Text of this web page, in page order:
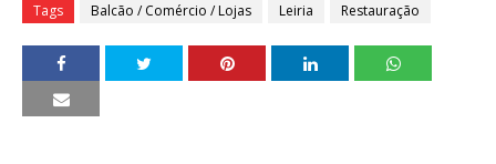
Tags Balcão / Comércio / Lojas Leiria Restauração